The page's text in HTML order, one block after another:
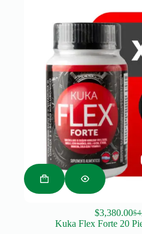
$
$3,380.00
Kuka Flex Forte 20